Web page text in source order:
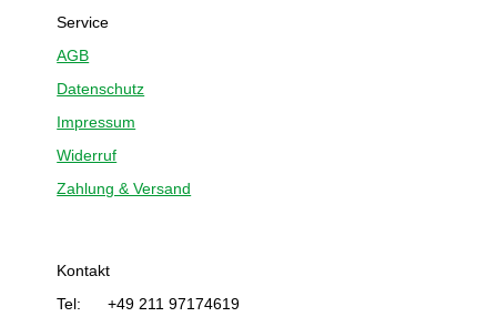
Service
AGB
Datenschutz
Impressum
Widerruf
Zahlung & Versand
Kontakt
Tel: +49 211 97174619